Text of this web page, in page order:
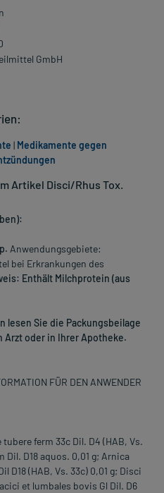
GmbH
Artikel Disci/Rhus Tox.
Anwendungsgebiete:
bei Erkrankungen des
Enthält Milchprotein (aus
lesen Sie die Packungsbeilage
Arzt oder in Ihrer Apotheke.
FÜR DEN ANWENDER
ferm 33c Dil. D4 (HAB, Vs.
Dil. D18 aquos. 0,01 g; Arnica
D18 (HAB, Vs. 33c) 0,01 g; Disci
et lumbales bovis Gl Dil. D6
| Medikamente gegen